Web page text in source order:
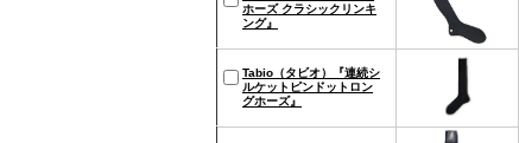
ホーズ クラシックリンキ
ング』
Tabio（タビオ）『連続シ
ルケットピンドットロン
グホーズ』